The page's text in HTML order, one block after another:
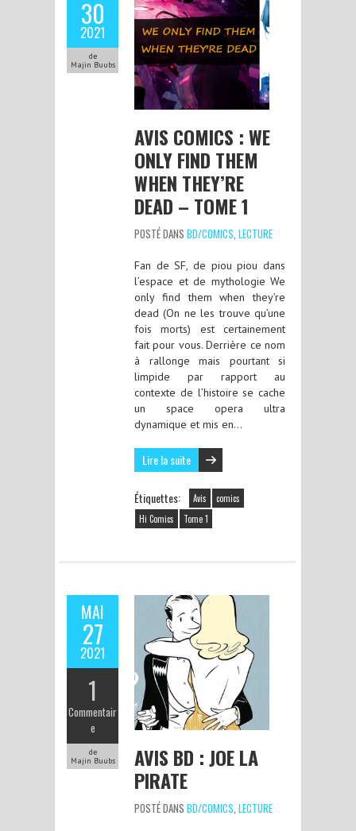
30
2021
de
Majin Buubs
AVIS COMICS : WE
ONLY FIND THEM
WHEN THEY’RE
DEAD – TOME 1
POSTÉ DANS BD/COMICS LECTURE
Fan de SF, de piou piou dans
l’espace et de mythologie We
only find them when they’re
dead (On ne les trouve qu’une
fois morts) est certainement
fait pour vous. Derrière ce nom
à rallonge mais pourtant si
limpide par rapport au
contexte de l’histoire se cache
un space opera ultra
dynamique et mis en…
Lire la suite
Étiquettes: Avis
comics
Hi Comics
Tome 1
MAI
27
2021
1
Commentair
e
de
Majin Buubs
AVIS BD : JOE LA
PIRATE
POSTÉ DANS BD/COMICS LECTURE